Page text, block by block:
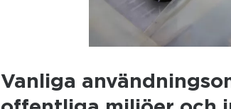
Vanliga